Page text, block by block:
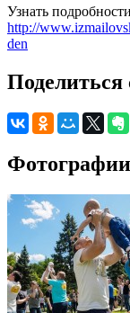
Узнать
http://
den